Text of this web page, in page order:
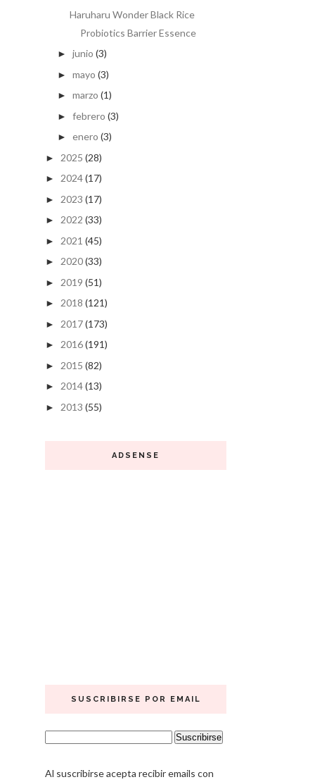
Haruharu Wonder Black Rice
Probiotics Barrier Essence
► junio (3)
► mayo (3)
► marzo (1)
► febrero (3)
► enero (3)
► 2025 (28)
► 2024(17)
► 2023 (17)
► 2022 (33)
► 2021 (45)
► 2020(33)
► 2019 (51)
► 2018 (121)
► 2017(173)
► 2016(191)
► 2015 (82)
► 2014(13)
► 2013 (55)
ADSENSE
SUSCRIBIRSE POR EMAIL
Al suscribirse acepta recibir emails con